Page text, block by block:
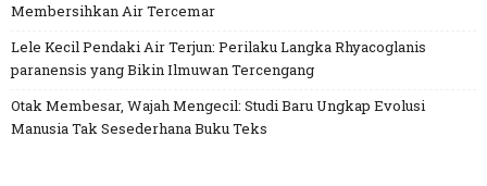
Membersihkan Air Tercemar
Lele Kecil Pendaki Air Terjun: Perilaku Langka Rhyacoglanis
paranensis yang Bikin Ilmuwan Tercengang
Otak Membesar, Wajah Mengecil: Studi Baru Ungkap Evolusi
Manusia Tak Sesederhana Buku Teks